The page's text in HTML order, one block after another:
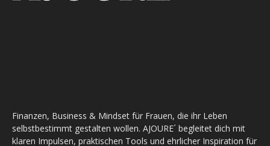
Finanzen, Business & Mindset für Frauen, die ihr Leben
selbstbestimmt gestalten wollen. AJOURE´ begleitet dich mit
klaren Impulsen, praktischen Tools und ehrlicher Inspiration für